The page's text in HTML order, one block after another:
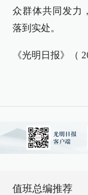
众群体共同发力
落到实处。
《光明日报》（
值班总编推荐